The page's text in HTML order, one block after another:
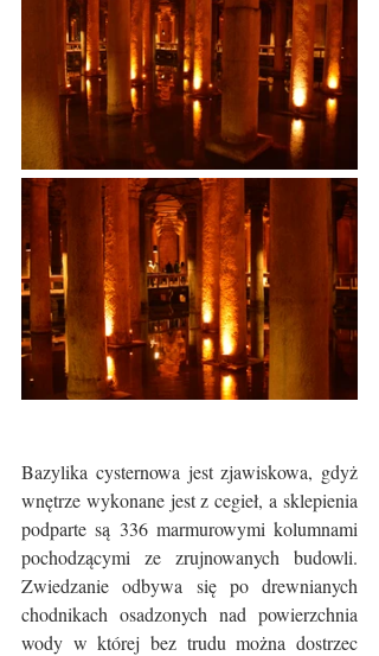
Bazylika cysternowa jest zjawiskowa, gdyż
wnętrze wykonane jest z cegieł, a sklepienia
podparte są 336 marmurowymi kolumnami
pochodzącymi ze zrujnowanych budowli.
Zwiedzanie odbywa się po drewnianych
chodnikach osadzonych nad powierzchnia
wody w której bez trudu można dostrzec